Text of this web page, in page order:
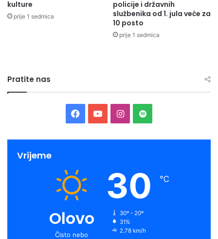
kulture
prije 1 sedmica
policije i državnih
službenika od 1. jula veće za
10 posto
prije 1 sedmica
Pratite nas
Facebook
YouTubeInstagram
Spotify
Vrijeme
Olovo
Čisto nebo
30 ℃
30º - 20º
31%
2.78 km/h